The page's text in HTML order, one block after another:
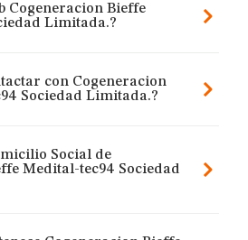
Cogeneracion Bieffe
Limitada.?
con Cogeneracion
Sociedad Limitada.?
Social de
Medital-tec94 Sociedad